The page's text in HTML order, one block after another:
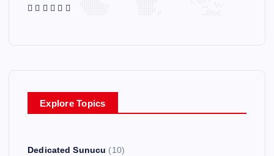
Explore Topics
Dedicated Sunucu (10)